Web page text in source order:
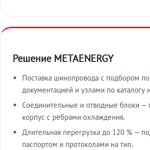
Решение METAENERGY
Поставка шинопровода с подбором по
документацией и узлами по каталогу
Соединительные и отводные блоки —
корпус с рёбрами охлаждения.
Длительная перегрузка до 120 % —
паспортом и протоколами на тип.